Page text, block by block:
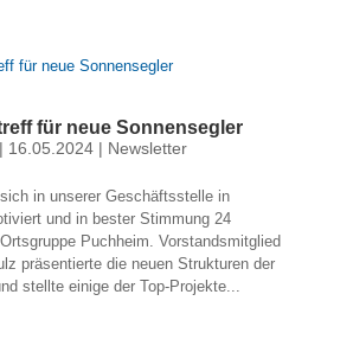
für neue Sonnensegler
| 16.05.2024| Newsletter
in unserer Geschäftsstelle in
und in bester Stimmung 24
Puchheim. Vorstandsmitglied
präsentierte die neuen Strukturen der
stellte einige der Top-Projekte...